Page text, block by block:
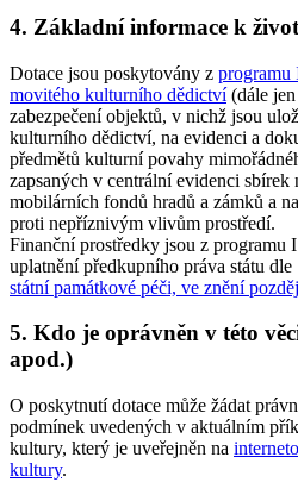
4. Základní informace k
Dotace jsou poskytovány z programu
movitého kulturního dědictví(dále
zabezpečení objektů, v nichž jsou
kulturního dědictví, na evidenci a
předmětů kulturní povahy
zapsaných v centrální evidenci sbírek
mobilárních fondů hradů a zámků a
proti nepříznivým vlivům prostředí.
Finanční prostředky jsou z programu
uplatnění předkupního práva státu dle
státní památkové péči, ve znění
5. Kdo je oprávněn v této
apod.)
O poskytnutí dotace může žádat
podmínek uvedených v aktuálním
kultury, který je uveřejněn na
kultury.